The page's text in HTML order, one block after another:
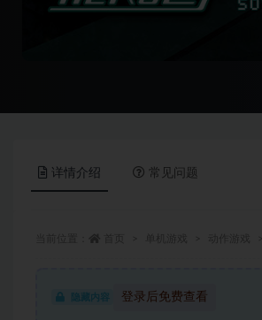
详情介绍 常见问题
隐藏内容 登录后免费查看